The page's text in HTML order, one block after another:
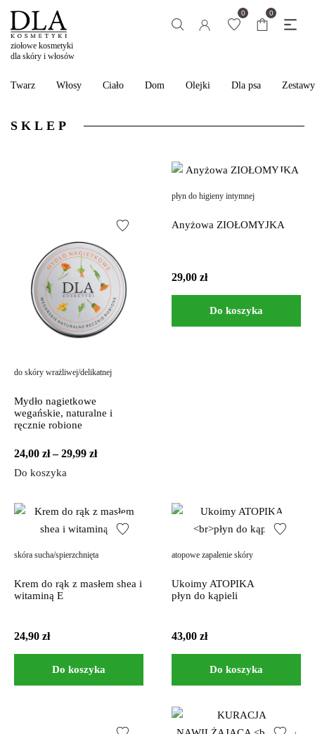
ziołowe kosmetyki
dla skóry i włosów
0 0
Twarz Włosy Ciało Dom Olejki Dla psa Zestawy
SKLEP
do skóry wrażliwej/delikatnej
Mydło nagietkowe
wegańskie, naturalne i
ręcznie robione
24,00 zł – 29,99 złZakres
do
29,99 zł
Do koszyka
płyn do higieny intymnej
Anyżowa ZIOŁOMYJKA
29,00 zł
Do koszyka
skóra sucha/spierzchnięta
Krem do rąk z masłem shea i
witaminą E
24,90 zł
Do koszyka
atopowe zapalenie skóry
Ukoimy ATOPIKA
płyn do kąpieli
43,00 zł
Do koszyka